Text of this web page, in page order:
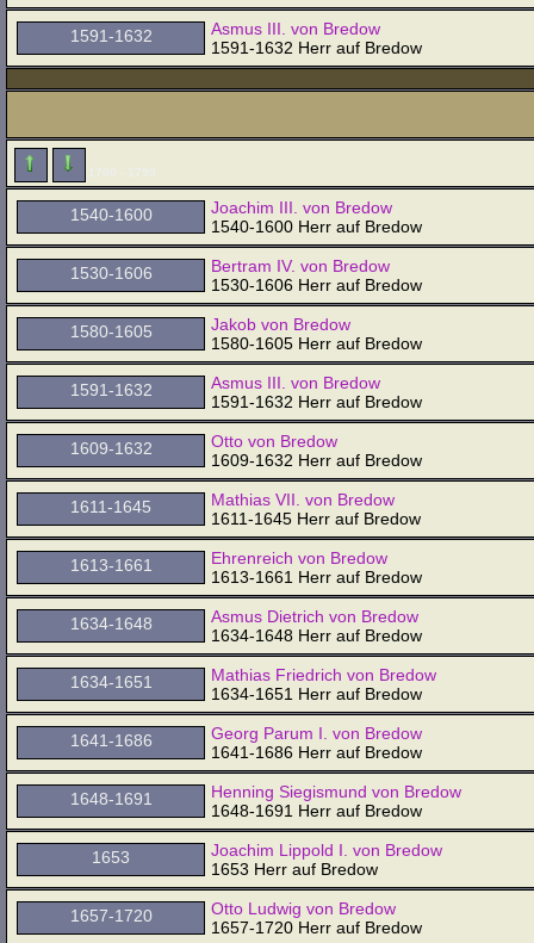
1591-1632
Asmus III. von Bredow
1591-1632 Herr auf Bredow
1540-1600
Joachim III. von Bredow
1540-1600 Herr auf Bredow
1530-1606
Bertram IV. von Bredow
1530-1606 Herr auf Bredow
1580-1605
Jakob von Bredow
1580-1605 Herr auf Bredow
1591-1632
Asmus III. von Bredow
1591-1632 Herr auf Bredow
1609-1632
Otto von Bredow
1609-1632 Herr auf Bredow
1611-1645
Mathias VII. von Bredow
1611-1645 Herr auf Bredow
1613-1661
Ehrenreich von Bredow
1613-1661 Herr auf Bredow
1634-1648
Asmus Dietrich von Bredow
1634-1648 Herr auf Bredow
1634-1651
Mathias Friedrich von Bredow
1634-1651 Herr auf Bredow
1641-1686
Georg Parum I. von Bredow
1641-1686 Herr auf Bredow
1648-1691
Henning Siegismund von Bredow
1648-1691 Herr auf Bredow
1653
Joachim Lippold I. von Bredow
1653 Herr auf Bredow
1657-1720
Otto Ludwig von Bredow
1657-1720 Herr auf Bredow